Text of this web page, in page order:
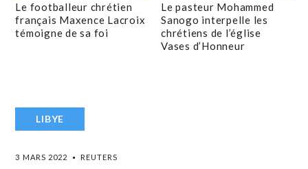
Le footballeur chrétien
français Maxence Lacroix
témoigne de sa foi
Le pasteur Mohammed
Sanogo interpelle les
chrétiens de l’église
Vases d’Honneur
LIBYE
3 MARS 2022 REUTERS